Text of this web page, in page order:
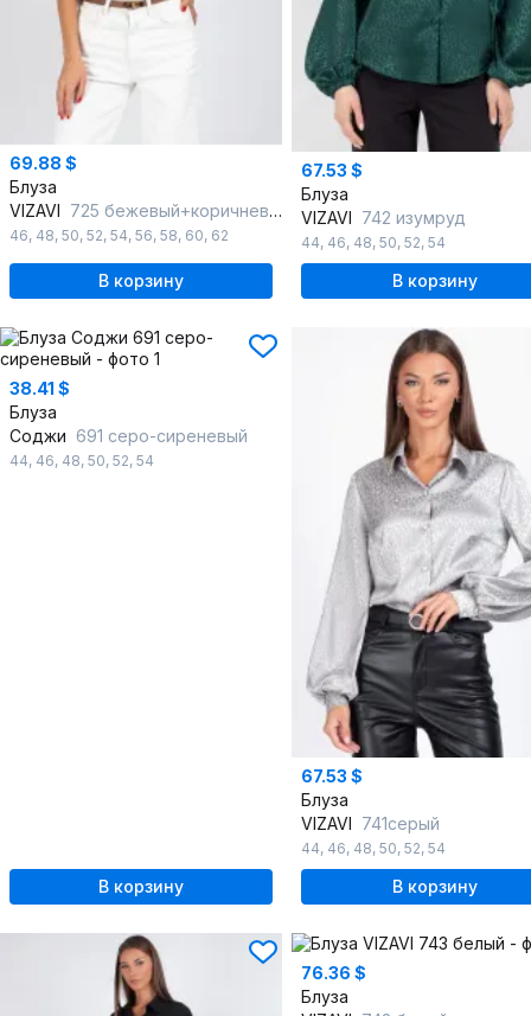
69.88 $
Блуза
VIZAVI 725 бежевый+коричневый+голубой
46, 48, 50, 52, 54, 56, 58, 60, 62
В корзину
67.53 $
Блуза
VIZAVI 742 изумруд
44, 46, 48, 50, 52, 54
В корзину
38.41 $
Блуза
Соджи 691 серо-сиреневый
44, 46, 48, 50, 52, 54
В корзину
67.53 $
Блуза
VIZAVI 741серый
44, 46, 48, 50, 52, 54
В корзину
76.36 $
Блуза